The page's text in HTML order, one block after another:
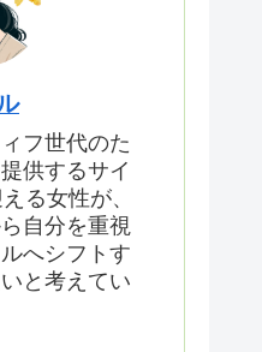
フ世代のた
供するサイ
る女性が、
自分を重視
へシフトす
と考えてい